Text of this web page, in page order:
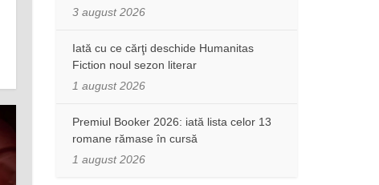
3 august 2026
Iată cu ce cărţi deschide Humanitas
Fiction noul sezon literar
1 august 2026
Premiul Booker 2026: iată lista celor 13
romane rămase în cursă
1 august 2026